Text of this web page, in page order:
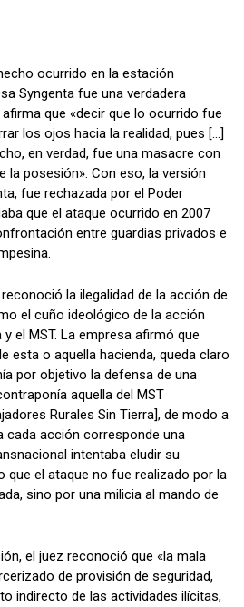
ocurrido en la estación
Syngenta fue una verdadera
que «decir que lo ocurrido fue
los ojos hacia la realidad, pues […]
en verdad, fue una masacre con
la posesión». Con eso, la versión
fue rechazada por el Poder
que el ataque ocurrido en 2007
entre guardias privados e
la ilegalidad de la acción de
el cuño ideológico de la acción
el MST. La empresa afirmó que
esta o aquella hacienda, queda claro
por objetivo la defensa de una
aquella del MST
Rurales Sin Tierra], de modo a
cada acción corresponde una
intentaba eludir su
que el ataque no fue realizado por la
sino por una milicia al mando de
el juez reconoció que «la mala
de provisión de seguridad,
indirecto de las actividades ilícitas,